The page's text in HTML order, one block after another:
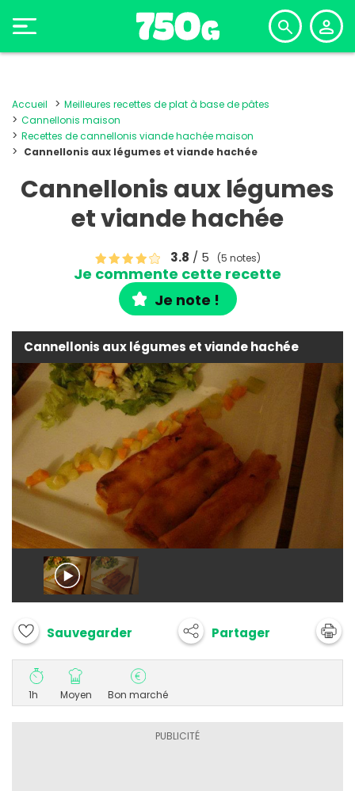
Accueil
Meilleures recettes de plat à base de pâtes
Cannellonis maison
Recettes de cannellonis viande hachée maison
Cannellonis aux légumes et viande hachée
Cannellonis aux légumes
et viande hachée
3.8 / 5 (5 notes)
Je commente cette recette
Je note !
Cannellonis aux légumes et viande hachée
Sauvegarder Partager
1h Moyen Bon marché